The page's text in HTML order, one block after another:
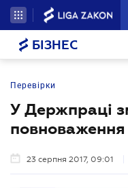
БІЗНЕС
Перевірки
У Держпраці
повноваження
23 серпня 2017, 09:01